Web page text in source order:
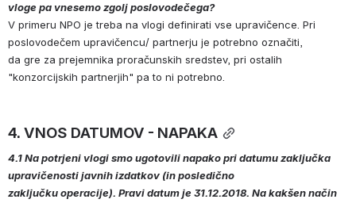
vloge pa vnesemo zgolj poslovodečega?
V primeru NPO je treba na vlogi definirati vse upravičence. Pri
poslovodečem upravičencu/ partnerju je potrebno označiti,
da gre za prejemnika proračunskih sredstev, pri ostalih
"konzorcijskih partnerjih" pa to ni potrebno.
4. VNOS DATUMOV - NAPAKA
4.1 Na potrjeni vlogi smo ugotovili napako pri datumu zaključka
upravičenosti javnih izdatkov (in posledično
zaključku operacije). Pravi datum je 31.12.2018. Na kakšen način